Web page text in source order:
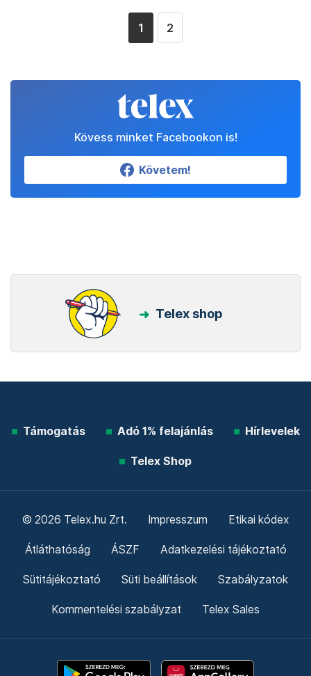
1 2
Kövess minket Facebookon is!
Követem!
Telex shop
Támogatás Adó 1% felajánlás Hírlevelek
Telex Shop
© 2026 Telex.hu Zrt. Impresszum Etikai kódex
Átláthatóság ÁSZF Adatkezelési tájékoztató
Sütitájékoztató Süti beállítások Szabályzatok
Kommentelési szabályzat Telex Sales